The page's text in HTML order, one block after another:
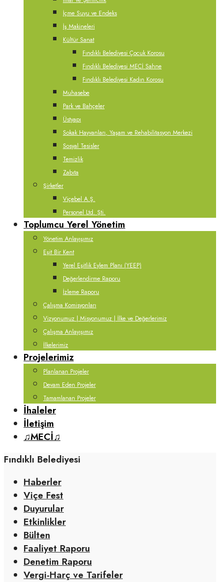
İçme Suyu ve Endeks
İş Makineleri
Kültür Sanat
Fındıklı Belediyesi Çocuk Korosu
Fındıklı Belediyesi MECİ Sahne
Fındıklı Belediyesi Kadın Korosu
Muhasebe
Park ve Bahçeler
Üstyapı
Sokak Hayvanları, Yaşam ve Rehabilitasyon Merkezi
Sosyal Tesisler
Temizlik
Zabıta
Şirketler
Viçebel A.Ş.
Personel Ltd. Şti.
Toplumcu Yerel Yönetim
Yönetim Anlayışımız
Eşit Bir Kent
Yerel Eşitlik Eylem Planı (YEEP)
Değerlendirme Raporu
İzleme Raporu
Çalışma Komisyonları
Vizyonumuz | Misyonumuz | İlke ve Değerlerimiz
Çalışma Anlayışımız
İlkelerimiz
Projelerimiz
Planlanan Projeler
Devam Eden Projeler
Tamamlanan Projeler
İhaleler
İletişim
♫MECİ♫
Fındıklı Belediyesi
Haberler
Viçe Fest
Duyurular
Etkinlikler
Bülten
Faaliyet Raporu
Denetim Raporu
Vergi-Harç ve Tarifeler